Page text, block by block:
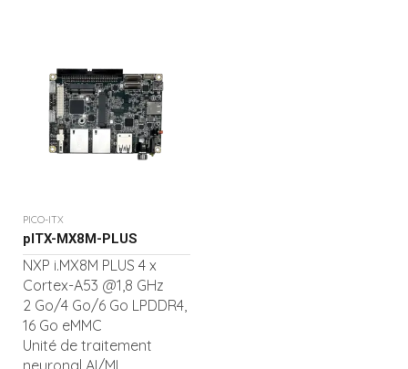
PICO-ITX
pITX-MX8M-PLUS
NXP i.MX8M PLUS 4 x
Cortex-A53 @1,8 GHz
2 Go/4 Go/6 Go LPDDR4,
16 Go eMMC
Unité de traitement
neuronal AI/ML